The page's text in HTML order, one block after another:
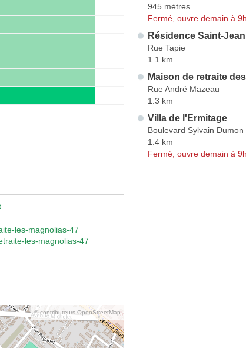
les-magnolias-47
les-magnolias-47
© contributeurs OpenStreetMap
945 mètres
Fermé, ouvre demain à 9h
Résidence Saint-Jean
Rue Tapie
1.1 km
Maison de retraite
Rue André Mazeau
1.3 km
Villa de l'Ermitage
Boulevard Sylvain Dumon
1.4 km
Fermé, ouvre demain à 9h